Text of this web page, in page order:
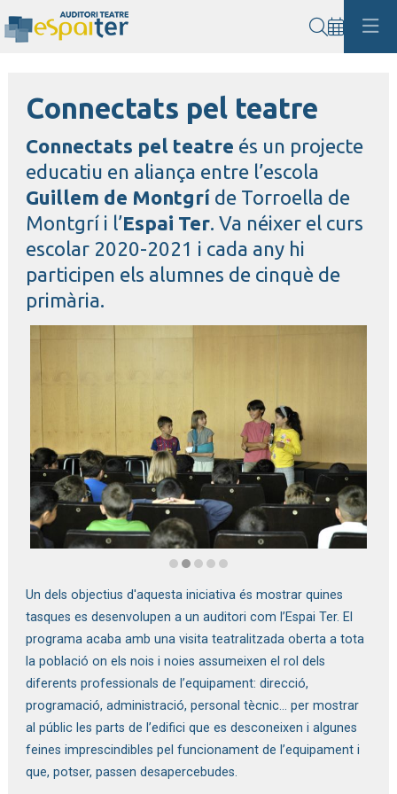
Connectats pel teatre
Connectats pel teatre és un projecte
educatiu en aliança entre l’escola
Guillem de Montgrí de Torroella de
Montgrí i l’Espai Ter. Va néixer el curs
escolar 2020-2021 i cada any hi
participen els alumnes de cinquè de
primària.
Diapositiva 2 de 5: Presentació Connectats pel Teatre
Un dels objectius d'aquesta iniciativa és mostrar quines
tasques es desenvolupen a un auditori com l’Espai Ter. El
programa acaba amb una visita teatralitzada oberta a tota
la població on els nois i noies assumeixen el rol dels
diferents professionals de l’equipament: direcció,
programació, administració, personal tècnic... per mostrar
al públic les parts de l’edifici que es desconeixen i algunes
feines imprescindibles pel funcionament de l’equipament i
que, potser, passen desapercebudes.